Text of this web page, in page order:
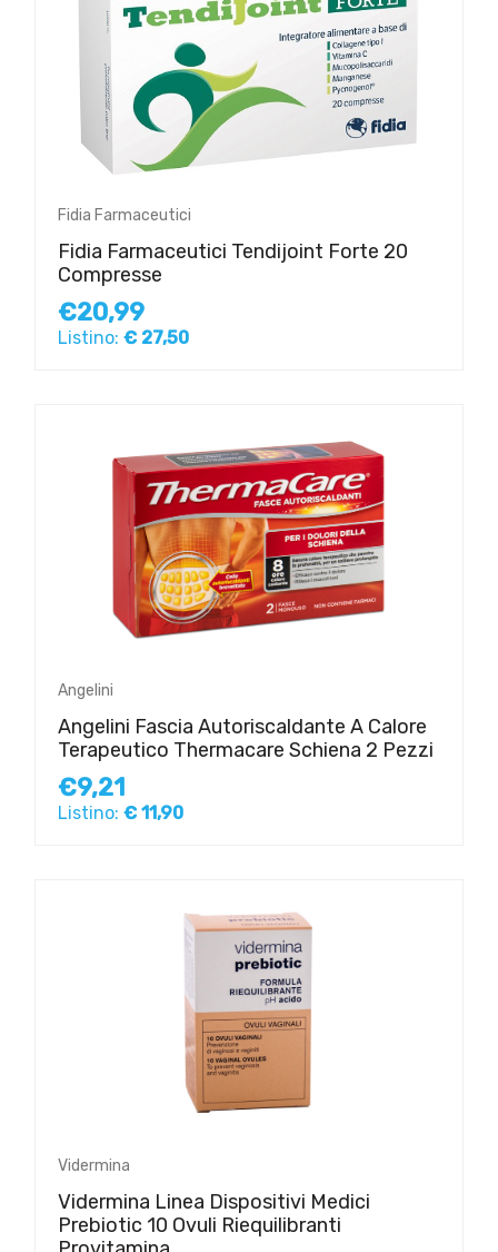
Fidia Farmaceutici
Fidia Farmaceutici Tendijoint Forte 20
Compresse
€20,99
Listino: € 27,50
Angelini
Angelini Fascia Autoriscaldante A Calore
Terapeutico Thermacare Schiena 2 Pezzi
€9,21
Listino: € 11,90
Vidermina
Vidermina Linea Dispositivi Medici
Prebiotic 10 Ovuli Riequilibranti